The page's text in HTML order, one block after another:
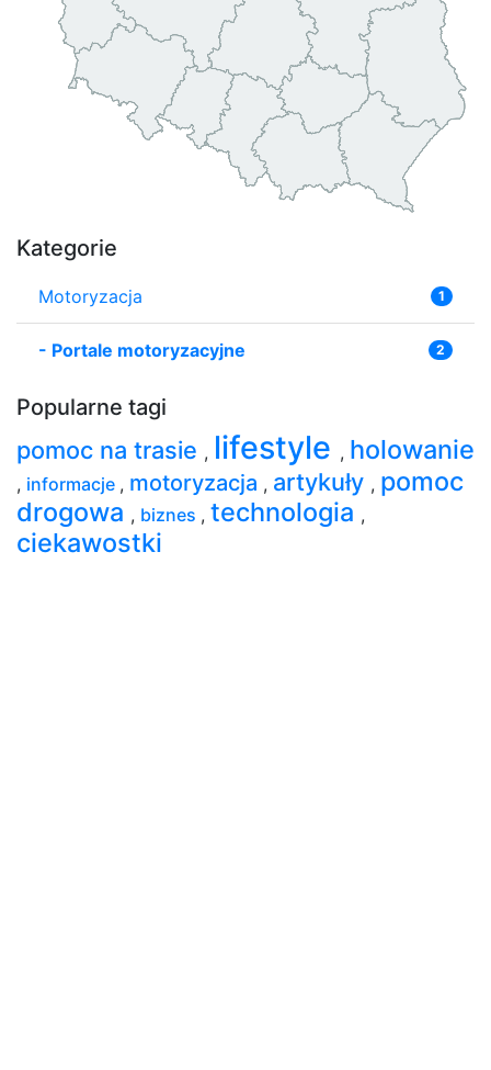
Kategorie
Motoryzacja 1
- Portale motoryzacyjne 2
Popularne tagi
pomoc na trasie , lifestyle , holowanie
, informacje , motoryzacja , artykuły , pomoc
drogowa , biznes , technologia ,
ciekawostki